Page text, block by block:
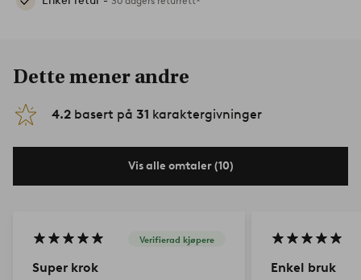
Dette mener andre
4.2 basert på 31 karaktergivninger
Vis alle omtaler (10)
Verifierad kjøpere
Super krok Enkel bruk